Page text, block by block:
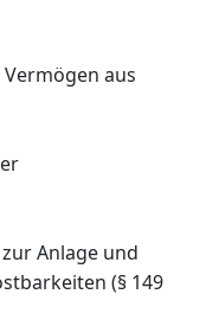
aus
Anlage und
(§ 149